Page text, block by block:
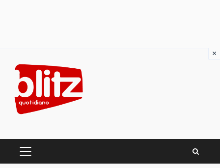
content
PRIMARY
×